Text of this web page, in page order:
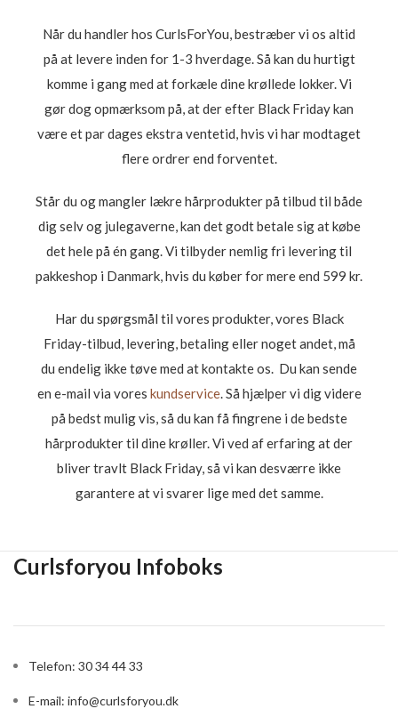
Når du handler hos CurlsForYou, bestræber vi os altid
på at levere inden for 1-3 hverdage. Så kan du hurtigt
komme i gang med at forkæle dine krøllede lokker. Vi
gør dog opmærksom på, at der efter Black Friday kan
være et par dages ekstra ventetid, hvis vi har modtaget
flere ordrer end forventet.
Står du og mangler lækre hårprodukter på tilbud til både
dig selv og julegaverne, kan det godt betale sig at købe
det hele på én gang. Vi tilbyder nemlig fri levering til
pakkeshop i Danmark, hvis du køber for mere end 599 kr.
Har du spørgsmål til vores produkter, vores Black
Friday-tilbud, levering, betaling eller noget andet, må
du endelig ikke tøve med at kontakte os. Du kan sende
en e-mail via vores kundservice. Så hjælper vi dig videre
på bedst mulig vis, så du kan få fingrene i de bedste
hårprodukter til dine krøller. Vi ved af erfaring at der
bliver travlt Black Friday, så vi kan desværre ikke
garantere at vi svarer lige med det samme.
Curlsforyou Infoboks
Telefon: 30 34 44 33
E-mail: info@curlsforyou.dk